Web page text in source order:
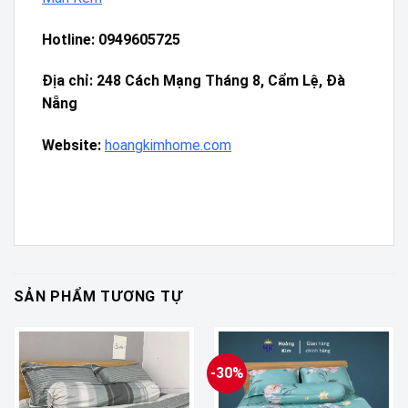
Hotline: 0949605725
Địa chỉ: 248 Cách Mạng Tháng 8, Cẩm Lệ, Đà
Nẵng
Website: hoangkimhome.com
SẢN PHẨM TƯƠNG TỰ
-30%